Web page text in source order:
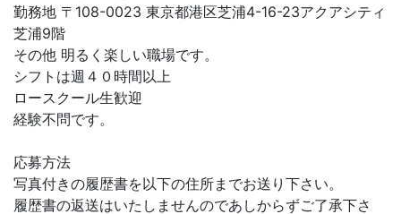
勤務地 〒108-0023 東京都港区芝浦4-16-23アクアシティ
芝浦9階
その他 明るく楽しい職場です。
シフトは週４０時間以上
ロースクール生歓迎
経験不問です。
応募方法
写真付きの履歴書を以下の住所までお送り下さい。
履歴書の返送はいたしませんのであしからずご了承下さ